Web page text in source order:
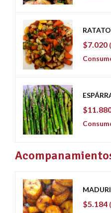
$7.020
$
$5.184